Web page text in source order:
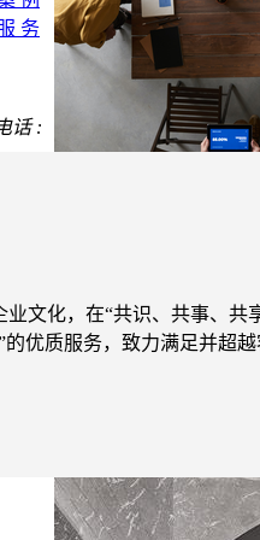
文化，在“共识、共事、共
优质服务，致力满足并超
务
话 :